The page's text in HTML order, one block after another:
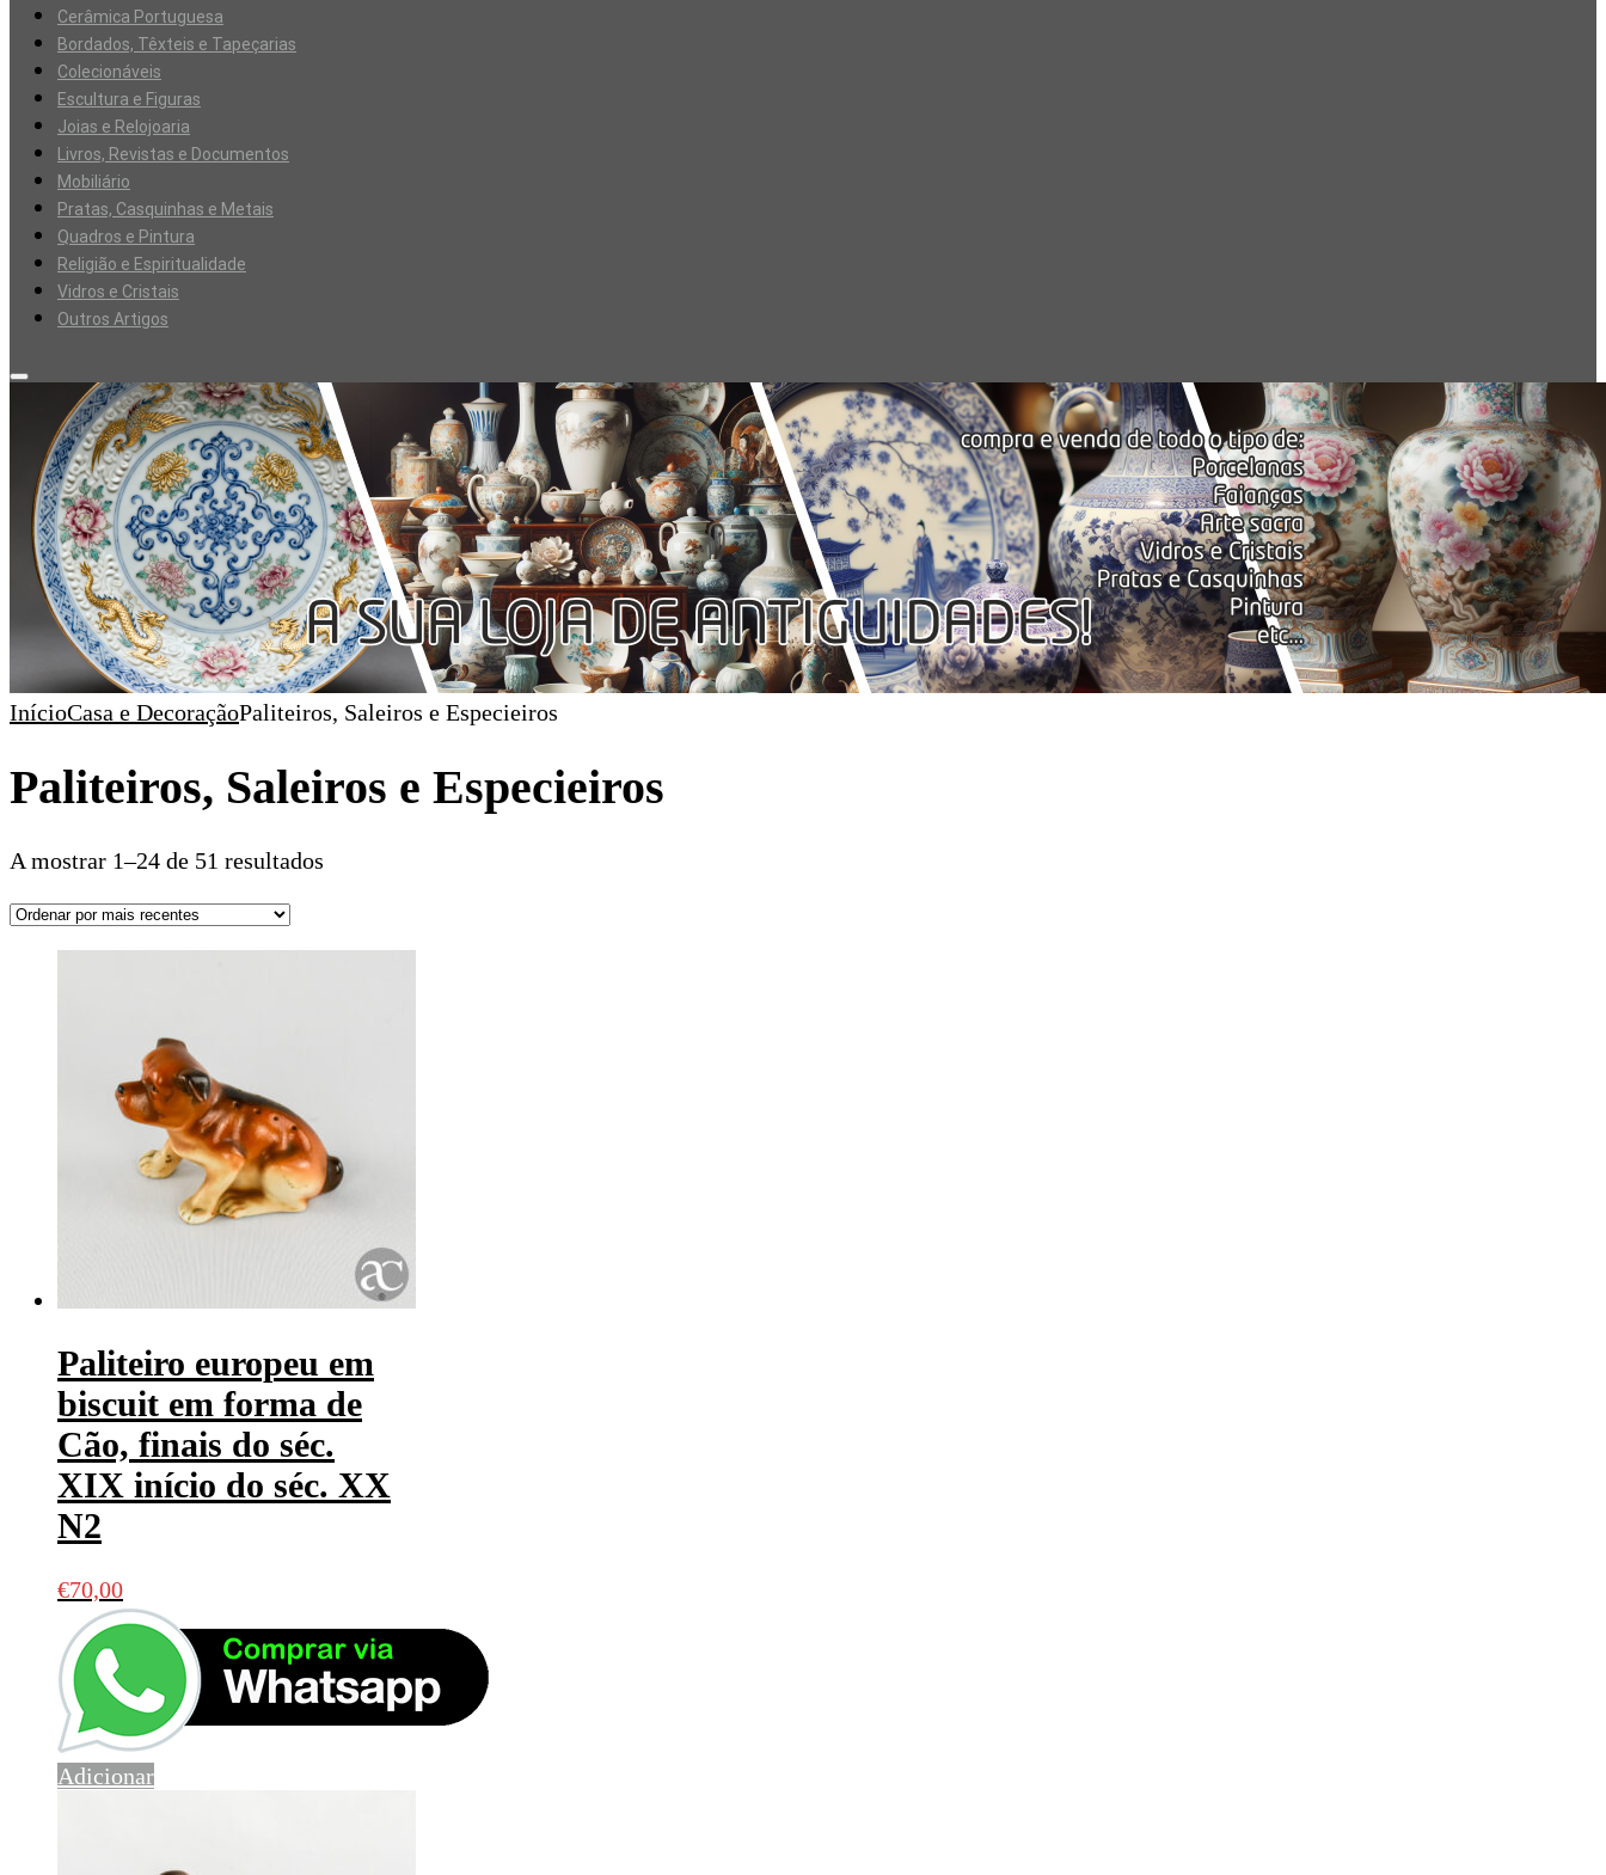
Cerâmica Portuguesa
Bordados, Têxteis e Tapeçarias
Colecionáveis
Escultura e Figuras
Joias e Relojoaria
Livros, Revistas e Documentos
Mobiliário
Pratas, Casquinhas e Metais
Quadros e Pintura
Religião e Espiritualidade
Vidros e Cristais
Outros Artigos
InícioCasa e DecoraçãoPaliteiros, Saleiros e Especieiros
Paliteiros, Saleiros e Especieiros
A mostrar 1–24 de 51 resultados
Paliteiro europeu em
biscuit em forma de
Cão, finais do séc.
XIX início do séc. XX
N2
€70,00
Adicionar